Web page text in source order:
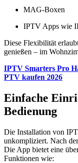
MAG-Boxen
IPTV Apps wie
Diese Flexibilität
genießen – im
IPTV Smarters Pro
PTV kaufen 2026
Einfache
Bedienung
Die Installation von
unkompliziert. Nach
Die App bietet eine
Funktionen wie: